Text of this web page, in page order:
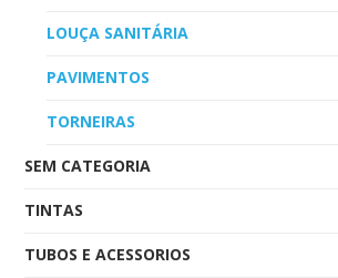
LOUÇA SANITÁRIA
PAVIMENTOS
TORNEIRAS
SEM CATEGORIA
TINTAS
TUBOS E ACESSORIOS